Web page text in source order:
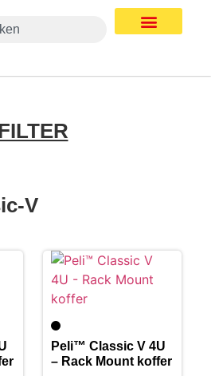
V
Peli™ Classic V 4U
– Rack Mount koffer